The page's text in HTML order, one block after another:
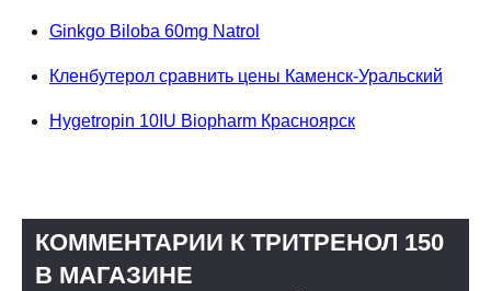
Ginkgo Biloba 60mg Natrol
Кленбутерол сравнить цены Каменск-Уральский
Hygetropin 10IU Biopharm Красноярск
КОММЕНТАРИИ К ТРИТРЕНОЛ 150
В МАГАЗИНЕ